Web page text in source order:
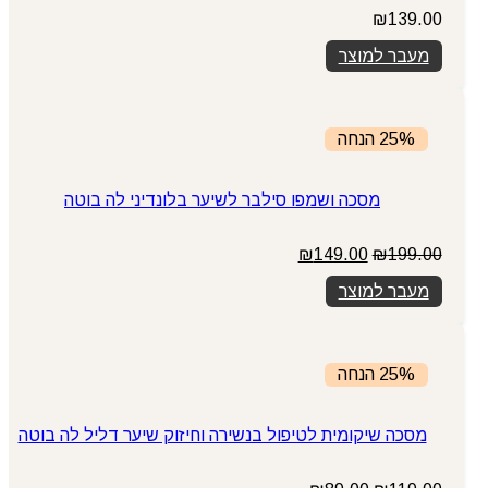
₪139.00
מעבר למוצר
25% הנחה
מסכה ושמפו סילבר לשיער בלונדיני לה בוטה
₪199.00
המחיר
המקורי
היה:
₪199.00.
₪149.00
מעבר למוצר
25% הנחה
מסכה שיקומית לטיפול בנשירה וחיזוק שיער דליל לה בוטה